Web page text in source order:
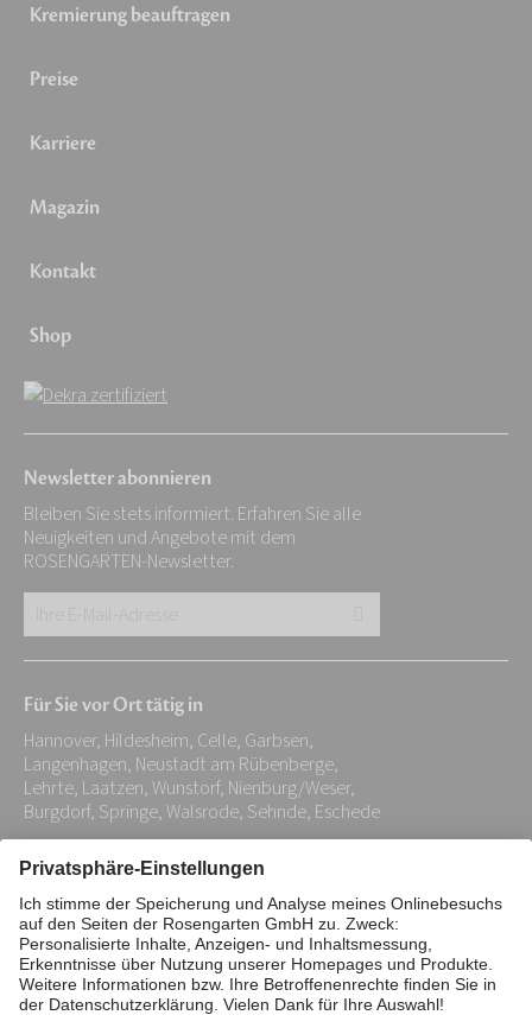
Kremierung beauftragen
Preise
Karriere
Magazin
Kontakt
Shop
Newsletter abonnieren
Bleiben Sie stets informiert. Erfahren Sie alle
Neuigkeiten und Angebote mit dem
ROSENGARTEN-Newsletter.
E-
Adresse:
*
Für Sie vor Ort tätig in
Hannover, Hildesheim, Celle, Garbsen,
Langenhagen, Neustadt am Rübenberge,
Lehrte, Laatzen, Wunstorf, Nienburg/Weser,
Burgdorf, Springe, Walsrode, Sehnde, Eschede
Impressum Datenschutz
Stiftung
Interne Meldestelle
Zahlungsmittel
Barrierefreiheitserklärung
Vertrag widerrufen